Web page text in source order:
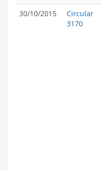
30/10/2015
Circular
3170